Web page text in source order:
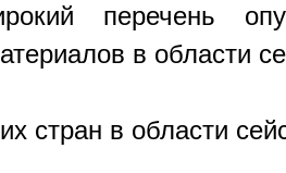
перечень
в области
стран в области